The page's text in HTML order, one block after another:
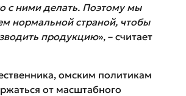
с ними делать. Поэтому мы
нормальной страной, чтобы
продукцию», – считает
омским политикам
от масштабного